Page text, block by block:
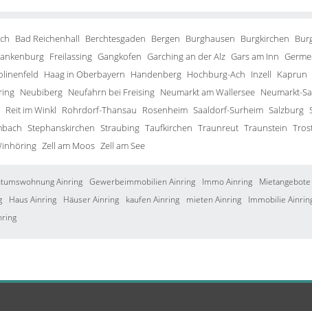
Bad Reichenhall Berchtesgaden Bergen Burghausen Burgkirchen
Freilassing Gangkofen Garching an der Alz Gars am Inn
Haag in Oberbayern Handenberg Hochburg-Ach Inzell Kaprun
Neubiberg Neufahrn bei Freising Neumarkt am Wallersee Neumarkt-
Reit im Winkl Rohrdorf-Thansau Rosenheim Saaldorf-Surheim Salzburg
Stephanskirchen Straubing Taufkirchen Traunreut Traunstein
Zell am Moos Zell am See
Ainring Gewerbeimmobilien Ainring Immo Ainring
Haus Ainring Häuser Ainring kaufen Ainring mieten Ainring Immobilie